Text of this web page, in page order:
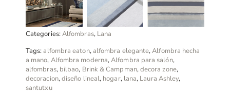
Categories:Alfombras, Lana
Tags:alfombra eaton,alfombra elegante,Alfombra hecha
a mano, Alfombra moderna,Alfombra para salón,
alfombras, bilbao, Brink & Campman,decora zone,
decoracion,diseño lineal, hogar, lana, Laura Ashley,
santutxu